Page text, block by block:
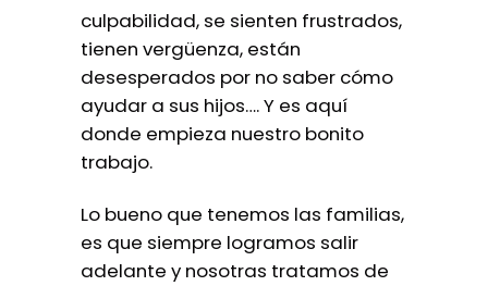
culpabilidad, se sienten frustrados,
tienen vergüenza, están
desesperados por no saber cómo
ayudar a sus hijos…. Y es aquí
donde empieza nuestro bonito
trabajo.
Lo bueno que tenemos las familias,
es que siempre logramos salir
adelante y nosotras tratamos de